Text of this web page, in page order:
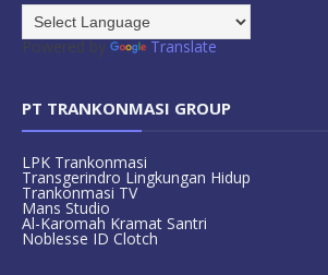
Powered by Translate
PT TRANKONMASI GROUP
LPK Trankonmasi
Transgerindro Lingkungan Hidup
Trankonmasi TV
Mans Studio
Al-Karomah Kramat Santri
Noblesse ID Clotch